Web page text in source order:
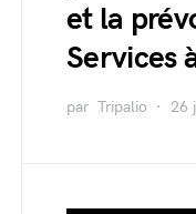
et la
Services
par Tripalio 26